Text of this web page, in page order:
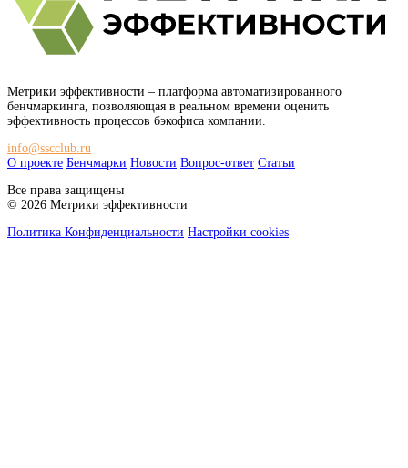
Метрики эффективности – платформа автоматизированного
бенчмаркинга, позволяющая в реальном времени оценить
эффективность процессов бэкофиса компании.
info@sscclub.ru
О проекте Бенчмарки Новости Вопрос-ответ Статьи
Все права защищены
© 2026 Метрики эффективности
Политика Конфиденциальности Настройки cookies